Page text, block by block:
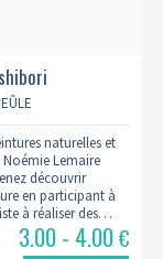
naturelles et
Lemaire
découvrir
en participant à
à réaliser des…
3.00 - 4.00€